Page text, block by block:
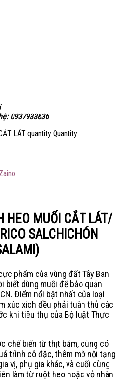
0937933636
LÁT quantity Quantity:
Zaino
HEO MUỐI CẮT LÁT/
SALCHICHÓN
phẩm của vùng đất Tây Ban
biết dùng muối để bảo quản
Điểm nổi bật nhất của loại
xúc xích đều phải tuân thủ các
khi tiêu thụ của Bộ luật Thực
chế biến từ thịt băm, cũng có
trình cô đặc, thêm mỡ nội tạng
vị, phụ gia khác, và cuối cùng
làm từ ruột heo hoặc vỏ nhân